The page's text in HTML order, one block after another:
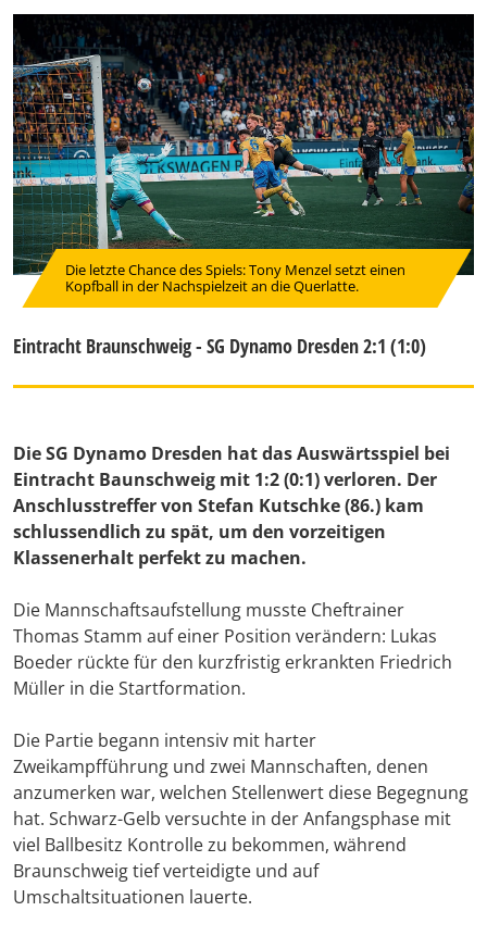
Die letzte Chance des Spiels: Tony Menzel setzt einen
Kopfball in der Nachspielzeit an die Querlatte.
Eintracht Braunschweig - SG Dynamo Dresden 2:1 (1:0)
Die SG Dynamo Dresden hat das Auswärtsspiel bei
Eintracht Baunschweig mit 1:2 (0:1) verloren. Der
Anschlusstreffer von Stefan Kutschke (86.) kam
schlussendlich zu spät, um den vorzeitigen
Klassenerhalt perfekt zu machen.
Die Mannschaftsaufstellung musste Cheftrainer
Thomas Stamm auf einer Position verändern: Lukas
Boeder rückte für den kurzfristig erkrankten Friedrich
Müller in die Startformation.
Die Partie begann intensiv mit harter
Zweikampfführung und zwei Mannschaften, denen
anzumerken war, welchen Stellenwert diese Begegnung
hat. Schwarz-Gelb versuchte in der Anfangsphase mit
viel Ballbesitz Kontrolle zu bekommen, während
Braunschweig tief verteidigte und auf
Umschaltsituationen lauerte.